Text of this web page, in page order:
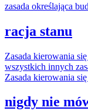
zasada określająca
racja stanu
Zasada kierowania
wszystkich innych
Zasada kierowania
nigdy nie